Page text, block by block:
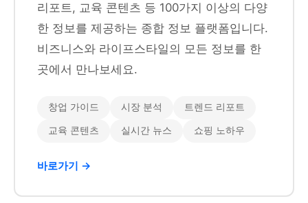
리포트, 교육 콘텐츠 등 100가지 이상의 다양
한 정보를 제공하는 종합 정보 플랫폼입니다.
비즈니스와 라이프스타일의 모든 정보를 한
곳에서 만나보세요.
창업 가이드 시장 분석 트렌드 리포트
교육 콘텐츠 실시간 뉴스 쇼핑 노하우
바로가기 →